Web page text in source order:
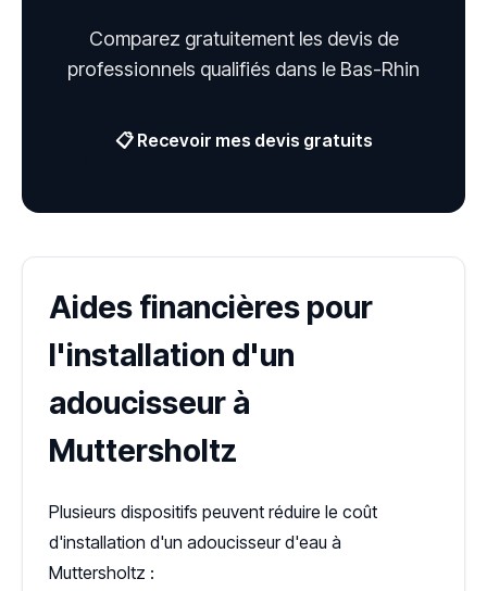
Comparez gratuitement les devis de
professionnels qualifiés dans le Bas-Rhin
📋 Recevoir mes devis gratuits
Aides financières pour
l'installation d'un
adoucisseur à
Muttersholtz
Plusieurs dispositifs peuvent réduire le coût
d'installation d'un adoucisseur d'eau à
Muttersholtz :